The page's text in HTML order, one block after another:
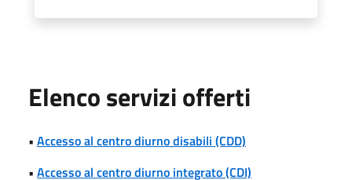
Elenco servizi offerti
• Accesso al centro diurno disabili (CDD)
• Accesso al centro diurno integrato (CDI)